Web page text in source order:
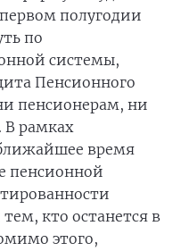
полугодии
по
системы,
Пенсионного
пенсионерам, ни
рамках
время
пенсионной
кто останется в
этого,